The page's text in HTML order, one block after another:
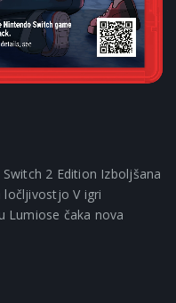
2 Edition Izboljšana
V igri
Lumiose čaka nova